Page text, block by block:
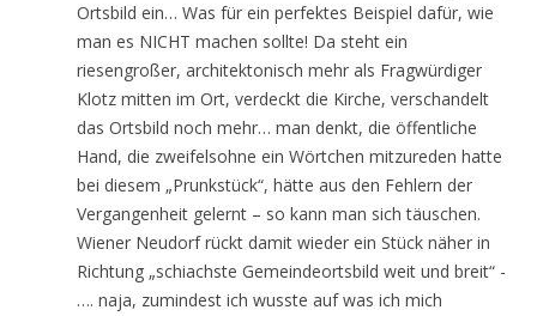
Ortsbild ein… Was für ein perfektes Beispiel dafür, wie
man es NICHT machen sollte! Da steht ein
riesengroßer, architektonisch mehr als Fragwürdiger
Klotz mitten im Ort, verdeckt die Kirche, verschandelt
das Ortsbild noch mehr… man denkt, die öffentliche
Hand, die zweifelsohne ein Wörtchen mitzureden hatte
bei diesem „Prunkstück“, hätte aus den Fehlern der
Vergangenheit gelernt – so kann man sich täuschen.
Wiener Neudorf rückt damit wieder ein Stück näher in
Richtung „schiachste Gemeindeortsbild weit und breit“ -
…. naja, zumindest ich wusste auf was ich mich